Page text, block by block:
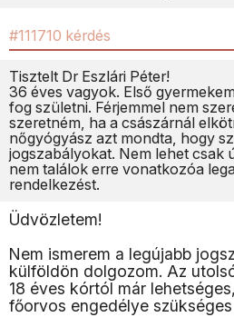
#111710 kérdés
Tisztelt Dr Eszlári Péter!
36 éves vagyok. Első
fog születni. Férjemmel nem
szeretném, ha a császárnál
nőgyógyász azt mondta, hogy
jogszabályokat. Nem lehet csak
nem találok erre vonatkozóa
rendelkezést.
Üdvözletem!
Nem ismerem a legújabb
külföldön dolgozom. Az
18 éves kórtól már
főorvos engedélye